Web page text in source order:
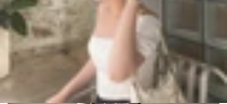
Ngày đăng: 20/08/2024
Cập nhật:
20/08/2024
Theo dõi XTMobile trên